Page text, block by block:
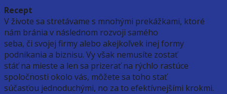
Recept
V živote sa stretávame s mnohými prekážkami, ktoré
nám bránia v následnom rozvoji samého
seba, či svojej firmy alebo akejkoľvek inej formy
podnikania a biznisu. Vy však nemusíte zostať
stáť na mieste a len sa prizerať na rýchlo rastúce
spoločnosti okolo vás, môžete sa toho stať
súčasťou jednoduchými, no za to efektívnejšími krokmi.